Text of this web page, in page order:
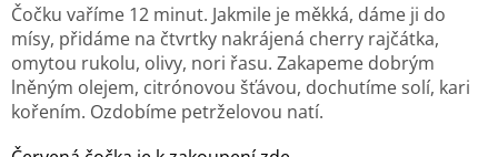
Čočku vaříme 12 minut. Jakmile je měkká, dáme ji do
mísy, přidáme na čtvrtky nakrájená cherry rajčátka,
omytou rukolu, olivy, nori řasu. Zakapeme dobrým
lněným olejem, citrónovou šťávou, dochutíme solí, kari
kořením. Ozdobíme petrželovou natí.